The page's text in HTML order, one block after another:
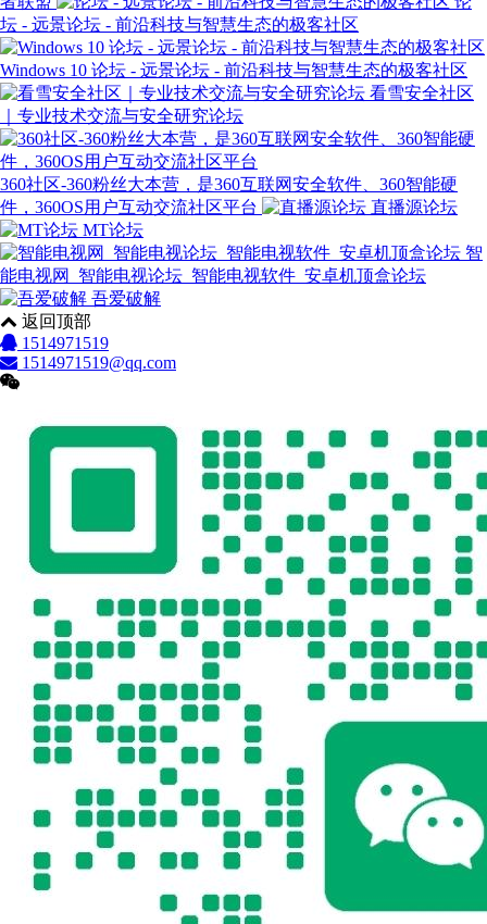
坛 - 远景论坛 - 前沿科技与智慧生态的极客社区
Windows 10 论坛 - 远景论坛 - 前沿科技与智慧生态的极客社区
看雪安全社区
｜专业技术交流与安全研究论坛
360社区-360粉丝大本营，是360互联网安全软件、360智能硬
件，360OS用户互动交流社区平台
直播源论坛
MT论坛
智
能电视网_智能电视论坛_智能电视软件_安卓机顶盒论坛
吾爱破解
返回顶部
1514971519
1514971519@qq.com